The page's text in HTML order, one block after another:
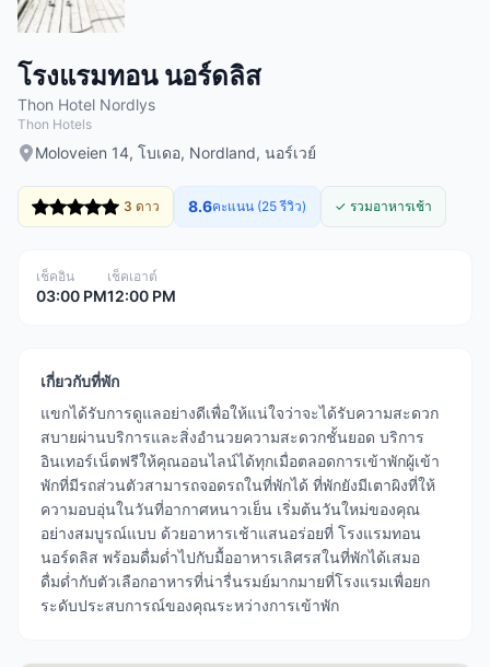
โรงแรมทอน นอร์ดลิส
Thon Hotel Nordlys
Thon Hotels
Moloveien 14, โบเดอ, Nordland, นอร์เวย์
3 ดาว 8.6คะแนน (25 รีวิว) ✓ รวมอาหารเช้า
เช็คอิน
03:00 PM
เช็คเอาต์
12:00 PM
เกี่ยวกับที่พัก
แขกได้รับการดูแลอย่างดีเพื่อให้แน่ใจว่าจะได้รับความสะดวก
สบายผ่านบริการและสิ่งอำนวยความสะดวกชั้นยอด บริการ
อินเทอร์เน็ตฟรีให้คุณออนไลน์ได้ทุกเมื่อตลอดการเข้าพักผู้เข้า
พักที่มีรถส่วนตัวสามารถจอดรถในที่พักได้ ที่พักยังมีเตาผิงที่ให้
ความอบอุ่นในวันที่อากาศหนาวเย็น เริ่มต้นวันใหม่ของคุณ
อย่างสมบูรณ์แบบ ด้วยอาหารเช้าแสนอร่อยที่ โรงแรมทอน
นอร์ดลิส พร้อมดื่มด่ำไปกับมื้ออาหารเลิศรสในที่พักได้เสมอ
ดื่มด่ำกับตัวเลือกอาหารที่น่ารื่นรมย์มากมายที่โรงแรมเพื่อยก
ระดับประสบการณ์ของคุณระหว่างการเข้าพัก